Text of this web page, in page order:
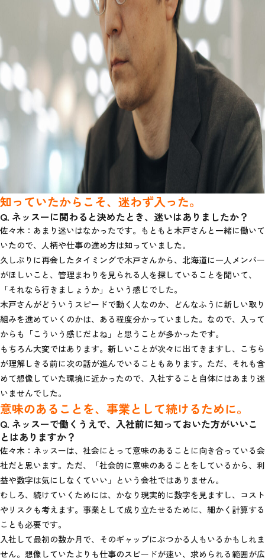
知っていたからこそ、迷わず入った。
Q. ネッスーに関わると決めたとき、迷いはありましたか？
佐々木：あまり迷いはなかったです。もともと木戸さんと一緒に働いて
いたので、人柄や仕事の進め方は知っていました。
久しぶりに再会したタイミングで木戸さんから、北海道に一人メンバー
がほしいこと、管理まわりを見られる人を探していることを聞いて、
「それなら行きましょうか」という感じでした。
木戸さんがどういうスピードで動く人なのか、どんなふうに新しい取り
組みを進めていくのかは、ある程度分かっていました。なので、入って
からも「こういう感じだよね」と思うことが多かったです。
もちろん大変ではあります。新しいことが次々に出てきますし、こちら
が理解しきる前に次の話が進んでいることもあります。ただ、それも含
めて想像していた環境に近かったので、入社すること自体にはあまり迷
いませんでした。
意味のあることを、事業として続けるために。
Q. ネッスーで働くうえで、入社前に知っておいた方がいいこ
とはありますか？
佐々木：ネッスーは、社会にとって意味のあることに向き合っている会
社だと思います。ただ、「社会的に意味のあることをしているから、利
益や数字は気にしなくていい」という会社ではありません。
むしろ、続けていくためには、かなり現実的に数字を見ますし、コスト
やリスクも考えます。事業として成り立たせるために、細かく計算する
ことも必要です。
入社して最初の数か月で、そのギャップにぶつかる人もいるかもしれま
せん。想像していたよりも仕事のスピードが速い、求められる範囲が広